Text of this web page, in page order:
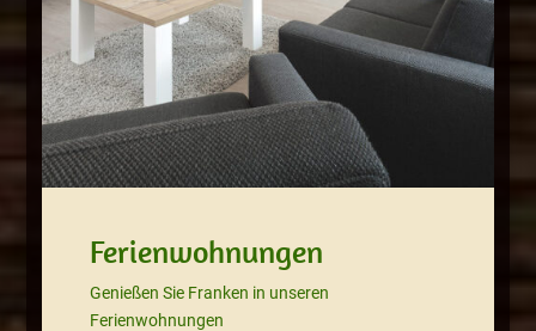
Ferienwohnungen
Genießen Sie Franken in unseren
Ferienwohnungen